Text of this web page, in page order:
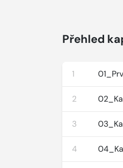
Přehled
1
2
3
4